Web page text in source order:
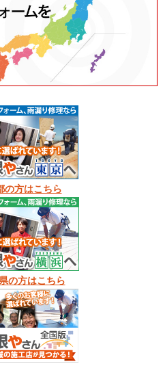
の方はこちら
の方はこちら